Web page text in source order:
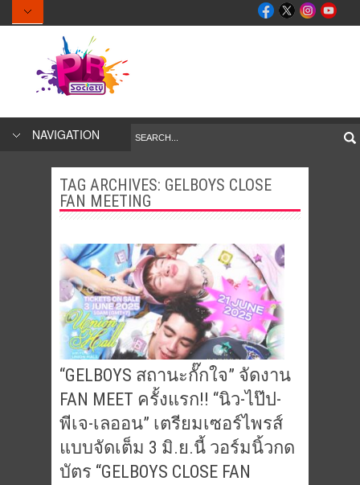
NAVIGATION
TAG ARCHIVES: GELBOYS CLOSE
FAN MEETING
“GELBOYS สถานะกั๊กใจ” จัดงาน
FAN MEET ครั้งแรก!! “นิว-ไป๊ป-
พีเจ-เลออน” เตรียมเซอร์ไพรส์
แบบจัดเต็ม 3 มิ.ย.นี้ วอร์มนิ้วกด
บัตร “GELBOYS CLOSE FAN